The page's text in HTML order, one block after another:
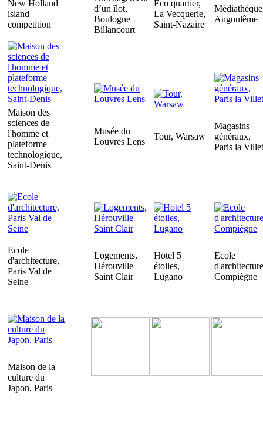
New Holland
island
competition
d’un îlot,
Boulogne
Billancourt
Eco quartier,
La Vecquerie,
Saint-Nazaire
Angoulême
Maison des
sciences de
l'homme et
plateforme
technologique,
Saint-Denis
Musée du
Louvres Lens
Tour, Warsaw
Magasins
généraux,
Paris la
Ecole
d'architecture,
Paris Val de
Seine
Logements,
Hérouville
Saint Clair
Hotel 5
étoiles,
Lugano
Ecole
Compiègne
Maison de la
culture du
Japon, Paris